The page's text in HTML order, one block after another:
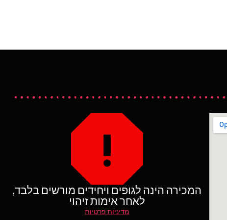
המכירה הינה לגופים ויחידים מורשים בלבד,
לאחר אימות זיהוי
מדיניות פרטיות